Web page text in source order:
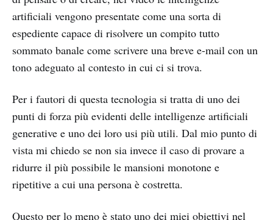
artificiali vengono presentate come una sorta di
espediente capace di risolvere un compito tutto
sommato banale come scrivere una breve e-mail con un
tono adeguato al contesto in cui ci si trova.
Per i fautori di questa tecnologia si tratta di uno dei
punti di forza più evidenti delle intelligenze artificiali
generative e uno dei loro usi più utili. Dal mio punto di
vista mi chiedo se non sia invece il caso di provare a
ridurre il più possibile le mansioni monotone e
ripetitive a cui una persona è costretta.
Questo per lo meno è stato uno dei miei obiettivi nel